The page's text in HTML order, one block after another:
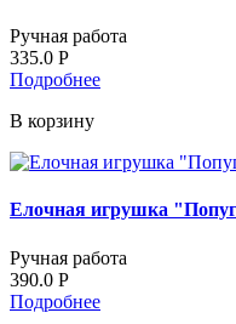
Ручная работа
335.0 Р
Подробнее
В корзину
Елочная игрушка
Ручная работа
390.0 Р
Подробнее